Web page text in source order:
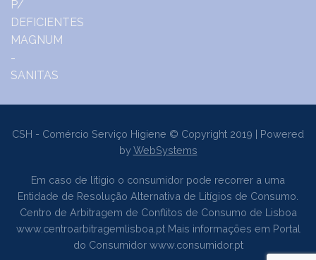
CSH - Comércio Serviço Higiene © Copyright 2019 | Powered
byWebSystems
Em caso de litígio o consumidor pode recorrer a uma
Entidade de Resolução Alternativa de Litígios de Consumo.
Centro de Arbitragem de Conflitos de Consumo de Lisboa
www.centroarbitragemlisboa.ptMais informações em Portal
do Consumidor www.consumidor.pt